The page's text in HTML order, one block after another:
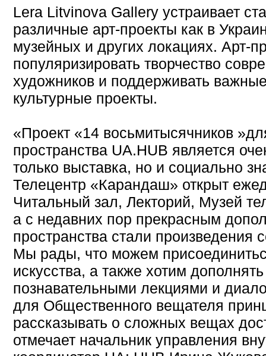
Lera Litvinova Gallery устраивает
различные арт-проекты как в
музейных и других локациях. Арт-
популяризировать творчество
художников и поддерживать
культурные проекты.
«Проект «14 восьмитысячников
пространства UA.HUB является
только выставка, но и социально
Телецентр «Карандаш» открыт
Читальный зал, Лекторий, Музей
а с недавних пор прекрасным
пространства стали произведения
Мы рады, что можем
искусства, а также хотим
познавательными лекциями и
для Общественного вещателя
рассказывать о сложных вещах
отмечает начальник управления